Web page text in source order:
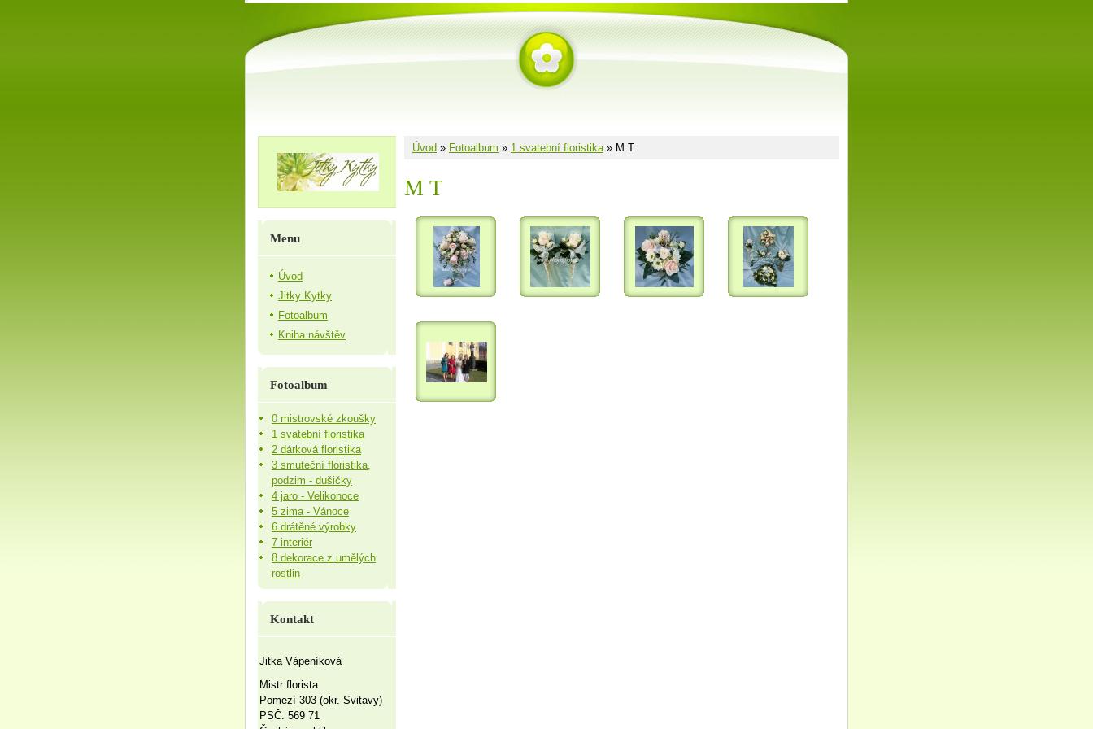
Úvod » Fotoalbum » 1 svatební floristika» M T
M T
Menu
Úvod
Jitky Kytky
Fotoalbum
Kniha návštěv
Fotoalbum
0 mistrovské zkoušky
1 svatební floristika
2 dárková floristika
3 smuteční floristika,
podzim - dušičky
4 jaro - Velikonoce
5 zima - Vánoce
6 drátěné výrobky
7 interiér
8 dekorace z umělých
rostlin
Kontakt
Jitka Vápeníková
Mistr florista
Pomezí 303 (okr. Svitavy)
PSČ: 569 71